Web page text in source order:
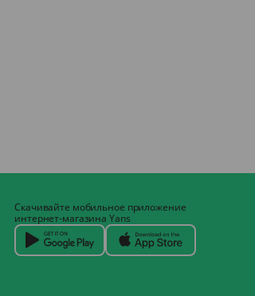
Скачивайте мобильное приложение
интернет-магазина Yans